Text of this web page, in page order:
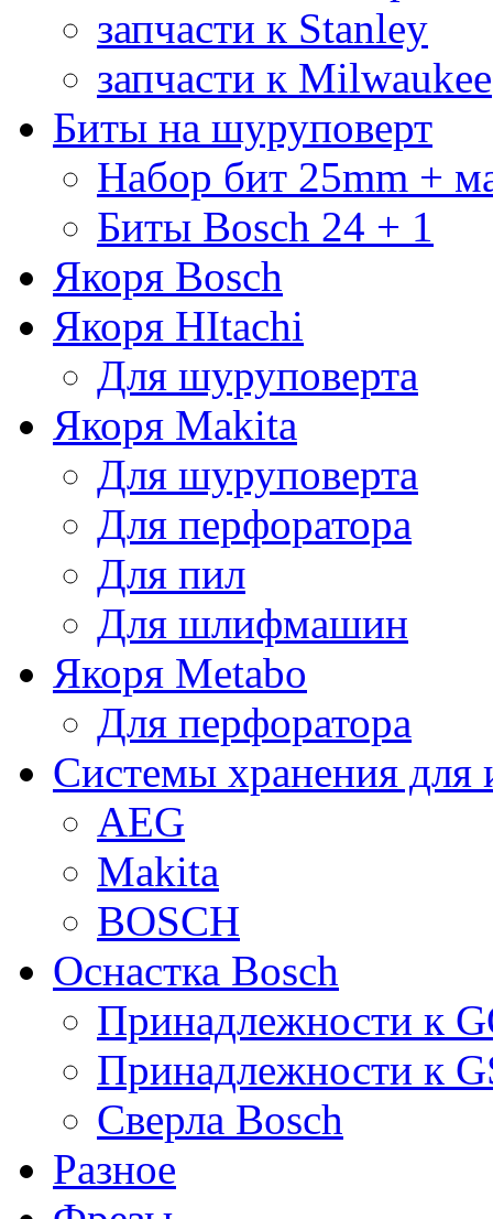
запчасти к Stanley
запчасти к Milwaukee
Биты на шуруповерт
Набор бит 25mm +
Биты Bosch 24 + 1
Якоря Bosch
Якоря HItachi
Для шуруповерта
Якоря Makita
Для шуруповерта
Для перфоратора
Для пил
Для шлифмашин
Якоря Metabo
Для перфоратора
Системы хранения для
AEG
Makita
BOSCH
Оснастка Bosch
Принадлежности к
Принадлежности к
Сверла Bosch
Разное